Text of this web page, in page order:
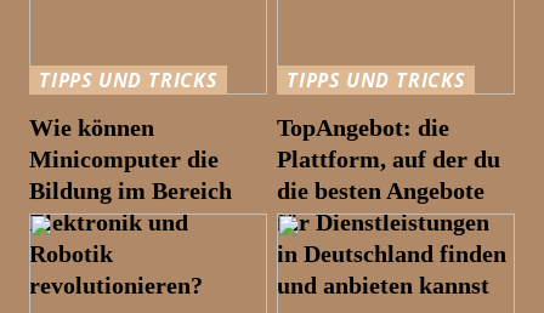
TIPPS UND TRICKS
Wie können
Minicomputer die
Bildung im Bereich
Elektronik und
Robotik
revolutionieren?
TIPPS UND TRICKS
TopAngebot: die
Plattform, auf der du
die besten Angebote
für Dienstleistungen
in Deutschland finden
und anbieten kannst